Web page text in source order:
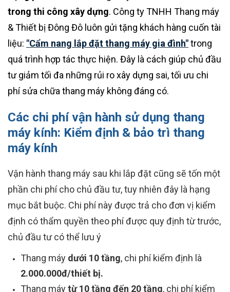
trong thi công xây dựng. Công ty TNHH Thang máy
& Thiết bị Đông Đô luôn gửi tặng khách hàng cuốn tài
liệu: "Cẩm nang lắp đặt thang máy gia đình"trong
quá trình hợp tác thực hiện. Đây là cách giúp chủ đầu
tư giảm tối đa những rủi ro xây dựng sai, tối ưu chi
phí sửa chữa thang máy không đáng có.
Các chi phí vận hành sử dụng thang
máy kính: Kiểm định & bảo trì thang
máy kính
Vận hành thang máy sau khi lắp đặt cũng sẽ tốn một
phần chi phí cho chủ đầu tư, tuy nhiên đây là hạng
mục bắt buộc. Chi phí này được trả cho đơn vị kiểm
định có thẩm quyền theo phí được quy định từ trước,
chủ đầu tư có thể lưu ý
Thang máy dưới 10 tầng, chi phí kiểm định là
2.000.000đ/thiết bị.
Thang máytừ 10 tầng đến 20 tầng, chi phí kiểm